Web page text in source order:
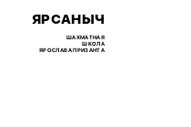
ЯРСАНЫЧ
ШАХМАТНАЯ
ШКОЛА
ЯРОСЛАВА ПРИЗАНТА